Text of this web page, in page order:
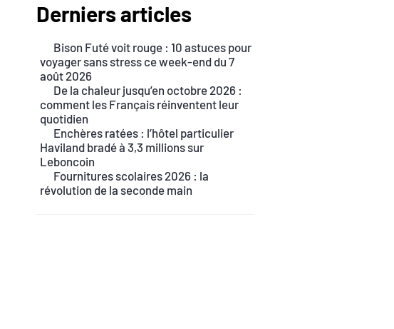
Derniers articles
Bison Futé voit rouge : 10 astuces pour
voyager sans stress ce week-end du 7
août 2026
De la chaleur jusqu’en octobre 2026 :
comment les Français réinventent leur
quotidien
Enchères ratées : l’hôtel particulier
Haviland bradé à 3,3 millions sur
Leboncoin
Fournitures scolaires 2026 : la
révolution de la seconde main